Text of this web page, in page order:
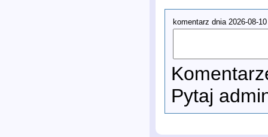
komentarz dnia 2026-08-
Pytaj